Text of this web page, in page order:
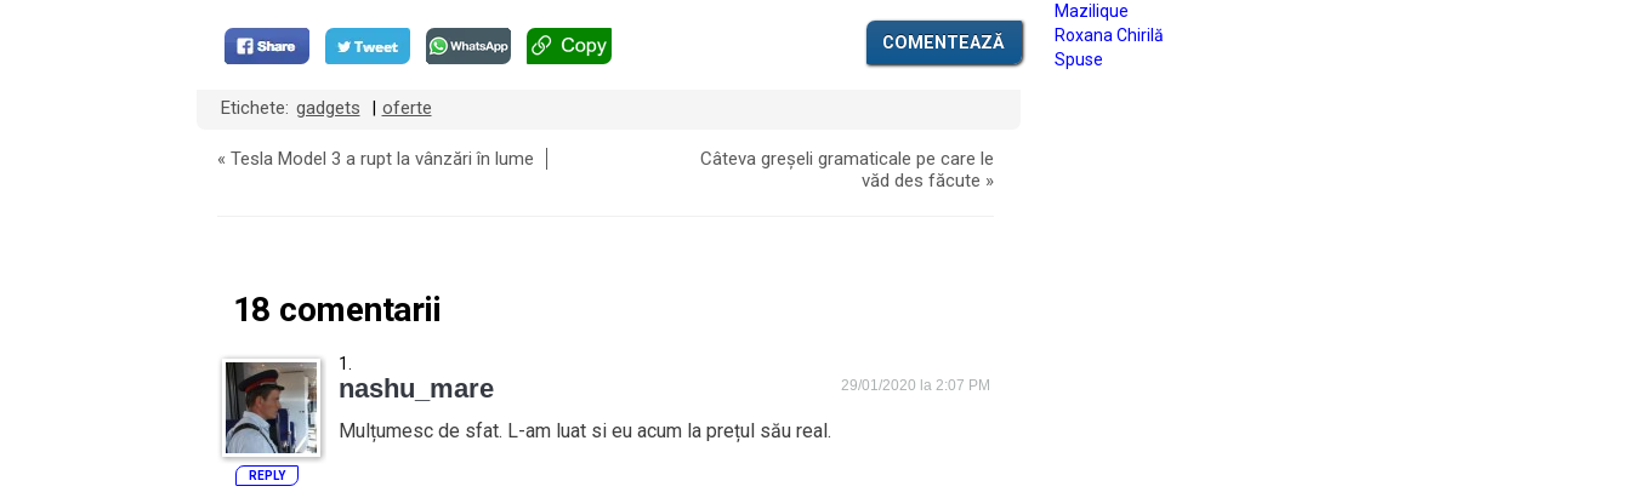
COMENTEAZĂ
Etichete: gadgets oferte
« Tesla Model 3 a rupt la vânzări în lume
Câteva greșeli gramaticale pe care le
văd des făcute »
18 comentarii
nashu_mare 29/01/2020 la 2:07 PM
Mulțumesc de sfat. L-am luat si eu acum la prețul său real.
REPLY
Mazilique
Roxana Chirilă
Spuse